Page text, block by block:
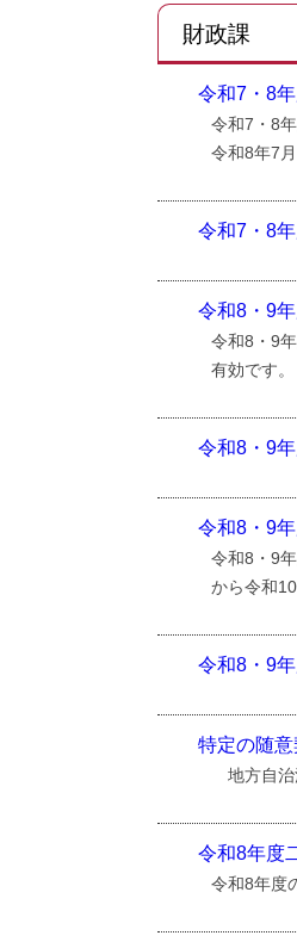
財政課
令和7・8
令和7・8
令和8年7
令和7・8
令和8・9
令和8・9
有効です。
令和8・9
令和8・9
令和8・9
から令和
令和8・9
特定の随
地方自治
令和8年度
令和8年度